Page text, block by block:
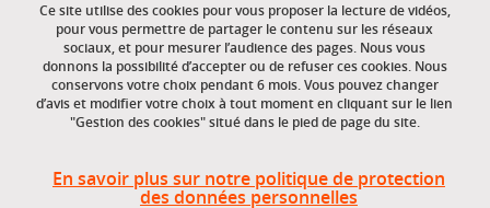
Accès réservés
Intranet des étudiants et des personnels
Ce site utilise des cookies pour vous proposer la lecture de vidéos,
pour vous permettre de partager le contenu sur les réseaux
sociaux, et pour mesurer l’audience des pages. Nous vous
donnons la possibilité d’accepter ou de refuser ces cookies. Nous
conservons votre choix pendant 6 mois. Vous pouvez changer
d’avis et modifier votre choix à tout moment en cliquant sur le lien
"Gestion des cookies" situé dans le pied de page du site.
En savoir plus sur notre politique de protection
des données personnelles